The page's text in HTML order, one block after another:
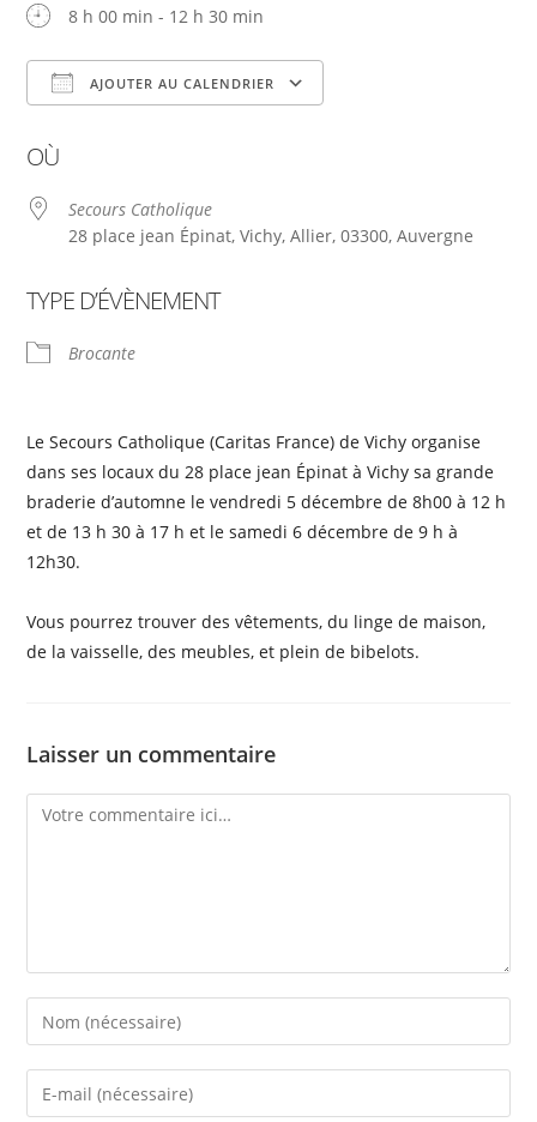
8 h 00 min - 12 h 30 min
AJOUTER AU CALENDRIER
OÙ
Secours Catholique
28 place jean Épinat, Vichy, Allier, 03300, Auvergne
TYPE D’ÉVÈNEMENT
Brocante
Le Secours Catholique (Caritas France) de Vichy organise
dans ses locaux du 28 place jean Épinat à Vichy sa grande
braderie d’automne le vendredi 5 décembre de 8h00 à 12 h
et de 13 h 30 à 17 h et le samedi 6 décembre de 9 h à
12h30.
Vous pourrez trouver des vêtements, du linge de maison,
de la vaisselle, des meubles, et plein de bibelots.
Laisser un commentaire